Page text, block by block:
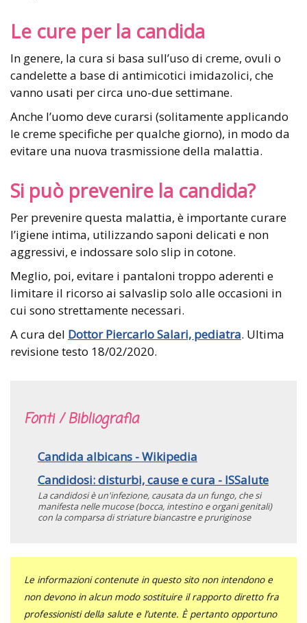
Le cure per la candida
In genere, la cura si basa sull’uso di creme, ovuli o
candelette a base di antimicotici imidazolici, che
vanno usati per circa uno-due settimane.
Anche l’uomo deve curarsi (solitamente applicando
le creme specifiche per qualche giorno), in modo da
evitare una nuova trasmissione della malattia.
Si può prevenire la candida?
Per prevenire questa malattia, è importante curare
l’igiene intima, utilizzando saponi delicati e non
aggressivi, e indossare solo slip in cotone.
Meglio, poi, evitare i pantaloni troppo aderenti e
limitare il ricorso ai salvaslip solo alle occasioni in
cui sono strettamente necessari.
A cura del Dottor Piercarlo Salari, pediatra. Ultima
revisione testo 18/02/2020.
Fonti / Bibliografia
Candida albicans - Wikipedia
Candidosi: disturbi, cause e cura - ISSalute
La candidosi è un'infezione, causata da un fungo, che si
manifesta nelle mucose (bocca, intestino e organi genitali)
con la comparsa di striature biancastre e pruriginose
Le informazioni contenute in questo sito non intendono e
non devono in alcun modo sostituire il rapporto diretto fra
professionisti della salute e l’utente. È pertanto opportuno